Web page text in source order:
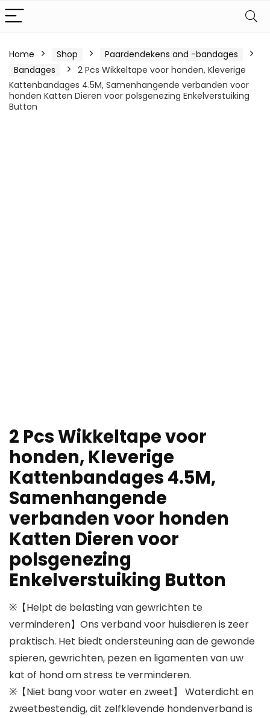
Home Shop
Paardendekens and -bandages
Bandages
2 Pcs Wikkeltape voor honden, Kleverige
Kattenbandages 4.5M, Samenhangende verbanden voor
honden Katten Dieren voor polsgenezing Enkelverstuiking
Button
2 Pcs Wikkeltape voor
honden, Kleverige
Kattenbandages 4.5M,
Samenhangende
verbanden voor honden
Katten Dieren voor
polsgenezing
Enkelverstuiking Button
※【Helpt de belasting van gewrichten te
verminderen】Ons verband voor huisdieren is zeer
praktisch. Het biedt ondersteuning aan de gewonde
spieren, gewrichten, pezen en ligamenten van uw
kat of hond om stress te verminderen.
※【Niet bang voor water en zweet】 Waterdicht en
zweetbestendig, dit zelfklevende hondenverband is